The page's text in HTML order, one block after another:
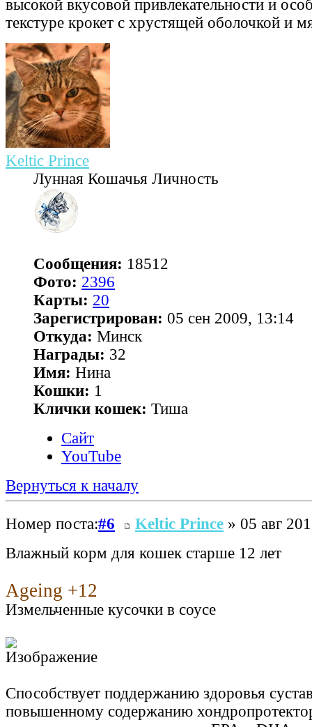
высокой вкусовой привлекательности и
текстуре крокет с хрустящей оболочкой и
Keltic Prince
Лунная Кошачья Личность
Сообщения: 18512
Фото: 2396
Карты: 20
Зарегистрирован: 05 сен 2009, 13:14
Откуда: Минск
Награды: 32
Имя: Нина
Кошки: 1
Клички кошек: Тиша
Сайт
YouTube
Вернуться к началу
Номер поста:#6 Keltic Prince » 05 авг
Влажный корм для кошек старше 12 лет
Ageing +12
Измельченные кусочки в соусе
Способствует поддержанию здоровья
повышенному содержанию